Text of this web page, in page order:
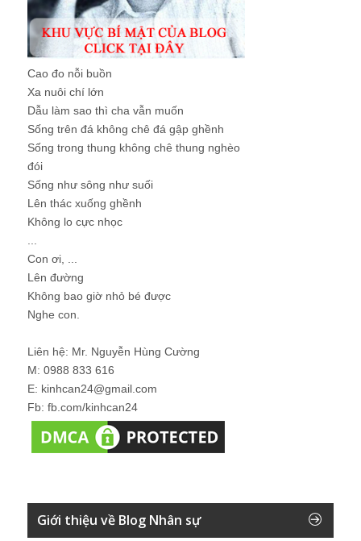
Cao đo nỗi buồn
Xa nuôi chí lớn
Dẫu làm sao thì cha vẫn muốn
Sống trên đá không chê đá gập ghềnh
Sống trong thung không chê thung nghèo
đói
Sống như sông như suối
Lên thác xuống ghềnh
Không lo cực nhọc
Con ơi, ...
Lên đường
Không bao giờ nhỏ bé được
Nghe con.
Liên hệ: Mr. Nguyễn Hùng Cường
M: 0988 833 616
E: kinhcan24@gmail.com
Fb: fb.com/kinhcan24
Giới thiệu về Blog Nhân sự